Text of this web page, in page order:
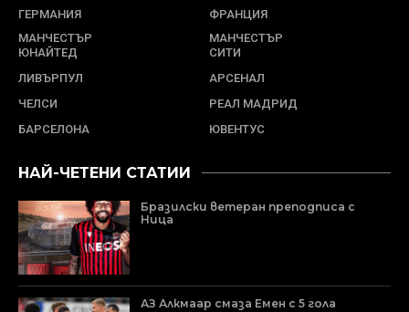
ГЕРМАНИЯ
ФРАНЦИЯ
МАНЧЕСТЪР
ЮНАЙТЕД
МАНЧЕСТЪР
СИТИ
ЛИВЪРПУЛ
АРСЕНАЛ
ЧЕЛСИ
РЕАЛ МАДРИД
БАРСЕЛОНА
ЮВЕНТУС
НАЙ-ЧЕТЕНИ СТАТИИ
Бразилски ветеран преподписа с
Ница
АЗ Алкмаар смаза Емен с 5 гола